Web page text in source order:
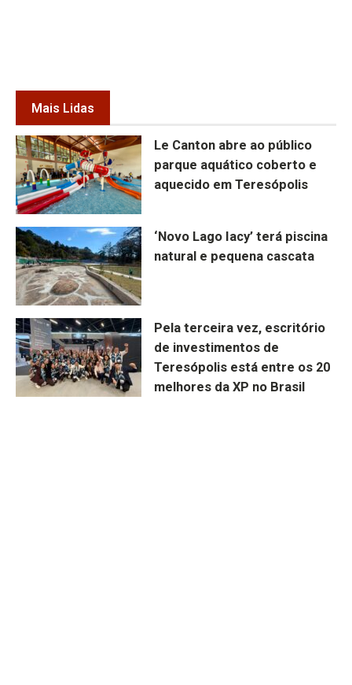
Mais Lidas
Le Canton abre ao público
parque aquático coberto e
aquecido em Teresópolis
‘Novo Lago Iacy’ terá piscina
natural e pequena cascata
Pela terceira vez, escritório
de investimentos de
Teresópolis está entre os 20
melhores da XP no Brasil